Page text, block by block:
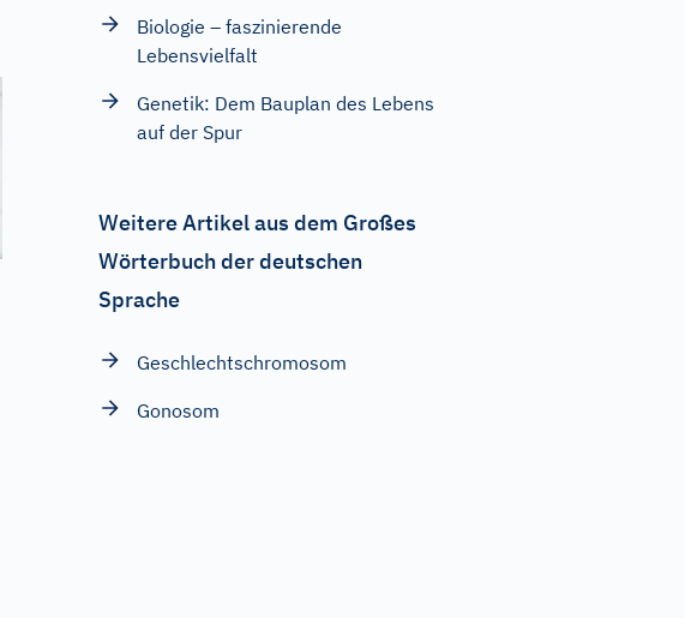
Biologie – faszinierende
Lebensvielfalt
Genetik: Dem Bauplan des Lebens
auf der Spur
Weitere Artikel aus dem Großes
Wörterbuch der deutschen
Sprache
Geschlechtschromosom
Gonosom